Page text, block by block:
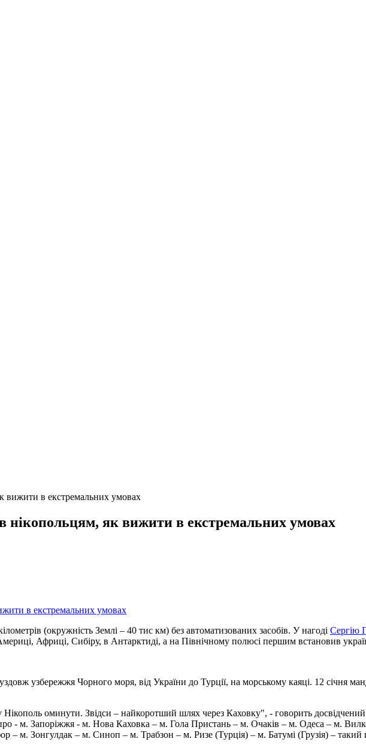
вижити в екстремальних умовах
нікопольцям, як вижити в екстремальних умовах
(окружність Землі – 40 тис км) без автоматизованих засобів. У нагоді Сергію
Африці, Сибіру, в Антарктиді, а на Північному полюсі першим встановив
узбережжя Чорного моря, від України до Турції, на морському каяці. 12 січня
оминути. Звідси – найкоротший шлях через Каховку", - говорить
- м. Запоріжжя - м. Нова Каховка – м. Гола Пристань – м. Очаків – м. Одеса – м.
– м. Зонгулдак – м. Синоп – м. Трабзон – м. Ризе (Турція) – м. Батумі (Грузія) – такий